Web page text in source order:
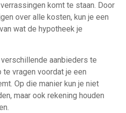
komt te staan. Door
over alle kosten, kun je een
wat de hypotheek je
aanbieders te
vragen voordat je een
Op die manier kun je niet
maar ook rekening houden